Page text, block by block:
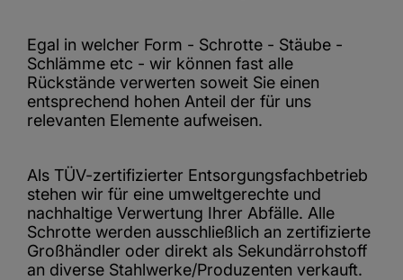
Egal in welcher Form - Schrotte - Stäube -
Schlämme etc - wir können fast alle
Rückstände verwerten soweit Sie einen
entsprechend hohen Anteil der für uns
relevanten Elemente aufweisen.
Als TÜV-zertifizierter Entsorgungsfachbetrieb
stehen wir für eine umweltgerechte und
nachhaltige Verwertung Ihrer Abfälle. Alle
Schrotte werden ausschließlich an zertifizierte
Großhändler oder direkt als Sekundärrohstoff
an diverse Stahlwerke/Produzenten verkauft.